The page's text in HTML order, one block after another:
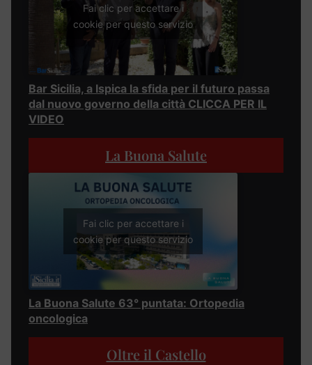
Fai clic per accettare i
cookie per questo servizio
Bar Sicilia, a Ispica la sfida per il futuro passa
dal nuovo governo della città CLICCA PER IL
VIDEO
La Buona Salute
Fai clic per accettare i
cookie per questo servizio
La Buona Salute 63° puntata: Ortopedia
oncologica
Oltre il Castello